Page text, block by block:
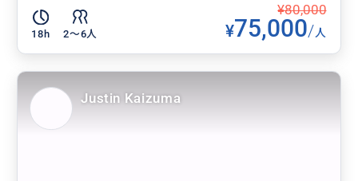
18h 2〜6人
¥80,000
¥75,000/人
Justin Kaizuma